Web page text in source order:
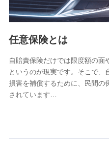
報。例として、dポイン
構成、住所、dポイント
含まれます。
当社又は株式会社NTTド
又は株式会社NTTドコモ
約状態・ご利用履歴イン
る情報、アプリケーショ
購入されたサービスや商
する情報、アンケートの
任意保険とは
自賠責保険だけでは限度額の面
というのが現実です。そこで、
損害を補償するために、民間の
されています…